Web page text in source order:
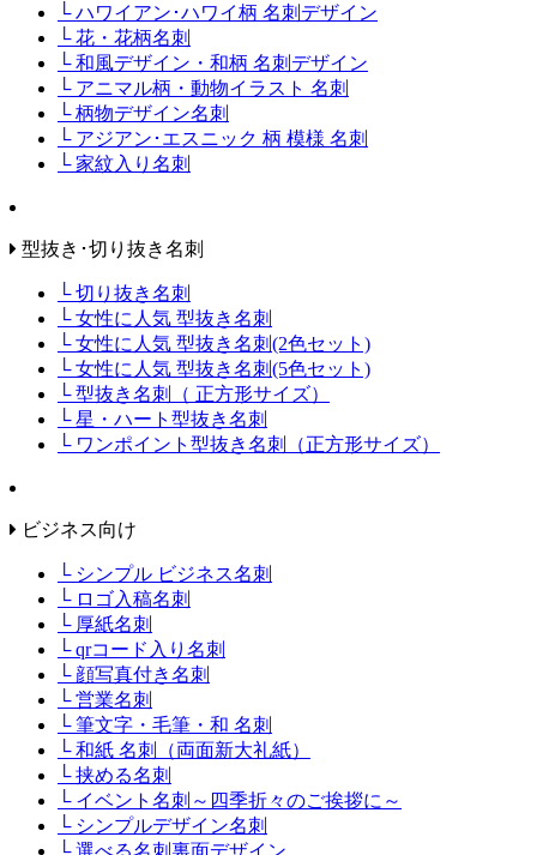
└ ハワイアン･ハワイ柄 名刺デザイン
└ 花・花柄名刺
└ 和風デザイン・和柄 名刺デザイン
└ アニマル柄・動物イラスト 名刺
└ 柄物デザイン名刺
└ アジアン･エスニック 柄 模様 名刺
└ 家紋入り名刺
型抜き･切り抜き名刺
└ 切り抜き名刺
└ 女性に人気 型抜き名刺
└ 女性に人気 型抜き名刺(2色セット)
└ 女性に人気 型抜き名刺(5色セット)
└ 型抜き名刺（ 正方形サイズ）
└ 星・ハート型抜き名刺
└ ワンポイント型抜き名刺（正方形サイズ）
ビジネス向け
└ シンプル ビジネス名刺
└ ロゴ入稿名刺
└ 厚紙名刺
└ qrコード入り名刺
└ 顔写真付き名刺
└ 営業名刺
└ 筆文字・毛筆・和 名刺
└ 和紙 名刺（両面新大礼紙）
└ 挟める名刺
└ イベント名刺～四季折々のご挨拶に～
└ シンプルデザイン名刺
└ 選べる名刺裏面デザイン